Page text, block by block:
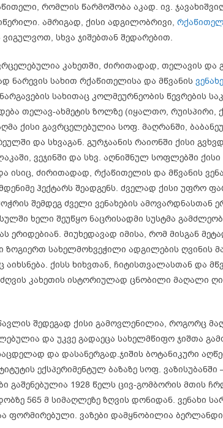
რომლის წარმოშობა აკად. ივ.
ამრიგად, ქისი ადგილობრივი,
სხვა ჯიშებთან შედარებით.
კახეთში, ძირითადად, თელავის და
ნარევის სახით რქაწითელისა და მწვანის
სახითაც კოლმეურნეობის წევრების
თელავ-ახმეტის ზოლზე (იყალთო, რუისპირი,
ქისი გავრცელებულია სოფ. მაღრანში,
და სხვაგან. გურჯაანის რაიონში ქისი
ვეჯინში და სხვ. აღნიშნულ სოფლებში
ისიც, ძირითადად, რქაწითელის და მწვანის
ჰექტარს შეადგენს. ძველად ქისი უფრო
შემდეგ ძველი ვენახების ამოვარდნასთან
ხელი შეუწყო ნაცრისადმი სუსტმა
ერიდებიან. მიუხედავად იმისა, რომ მისგან
ზოგიერთ სახელმოხვეჭილი ადგილების ღვინის
ქისს ხიხვთან, ჩიტისთვალასთან და
კახეთის ისტორიულად ცნობილი მაღალი
შედეგად ქისი გამოვლენილია, როგორც
და უკვე გადაეცა სახელმწიფო ჯიშთა
და დასანერგად.ჯიშის ბოტანიკური
ექსპერიმენტულ ბაზაზე სოფ.
გაშენებულია 1928 წელს ცივ-გომბორის
565 მ სიმაღლეზე ზღვის დონიდან. ვენახი
ფორმირებული. ვაზები დამყნობილია